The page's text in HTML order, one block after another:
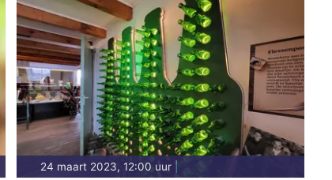
24 maart 2023, 12:00 uur|